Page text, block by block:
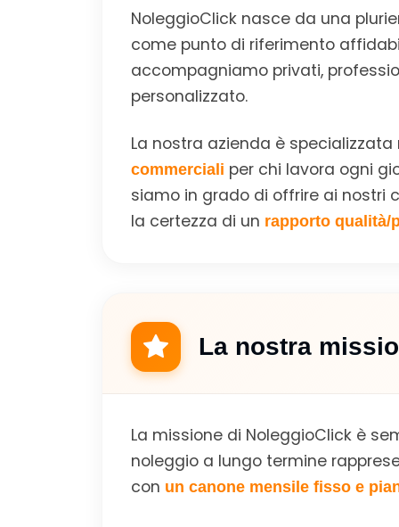
NoleggioClick nasce da una
come punto di riferimento
accompagniamo privati,
personalizzato.
La nostra azienda è
commerciali per chi lavora ogni
siamo in grado di offrire ai nostri
la certezza di un rapporto qualità/
La nostra
La missione di NoleggioClick è
noleggio a lungo termine
con un canone mensile fisso e